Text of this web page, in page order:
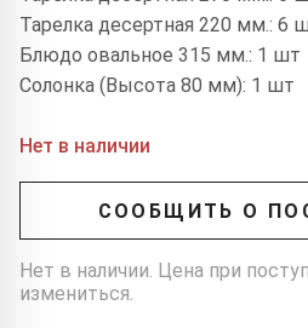
Тарелка десертная 220 мм.: 6
Блюдо овальное 315 мм.: 1 шт
Солонка (Высота 80 мм): 1 шт
Нет в наличии
СООБЩИТЬ О
Нет в наличии. Цена при
измениться.